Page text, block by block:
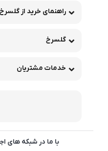
راهنمای خرید از گلسرخ
گلسرخ
خدمات مشتریان
با ما در شبکه های